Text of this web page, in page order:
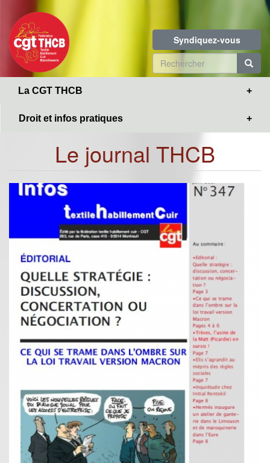
contenu
principal
Syndiquez-vous
Formulaire
de
La CGT THCB
Droit et infos pratiques
Le journal THCB